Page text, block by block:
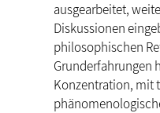
ausgearbeitet,
Diskussionen
philosophischen
Grunderfahrungen
Konzentration, mit